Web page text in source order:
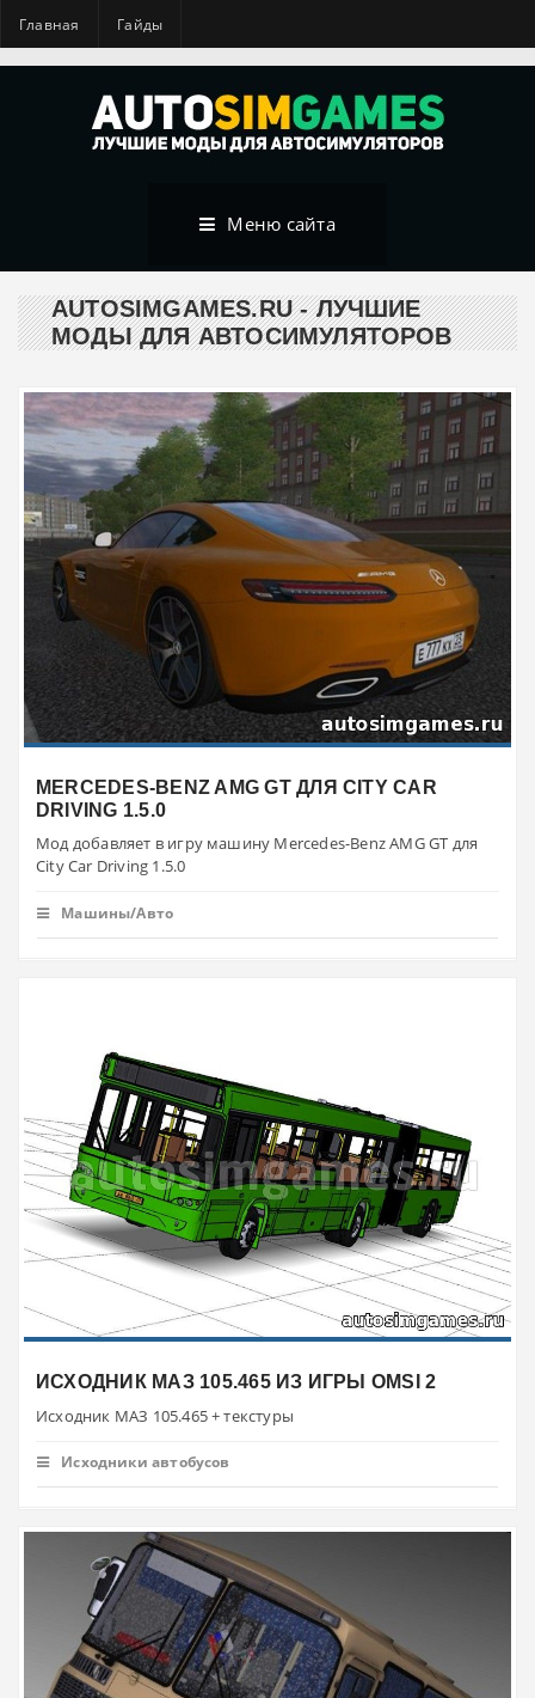
Главная Гайды
Меню сайта
AUTOSIMGAMES.RU - ЛУЧШИЕ
МОДЫ ДЛЯ АВТОСИМУЛЯТОРОВ
MERCEDES-BENZ AMG GT ДЛЯ CITY CAR
DRIVING 1.5.0
Мод добавляет в игру машину Mercedes-Benz AMG GT для
City Car Driving 1.5.0
Машины/Авто
ИСХОДНИК МАЗ 105.465 ИЗ ИГРЫ OMSI 2
Исходник МАЗ 105.465 + текстуры
Исходники автобусов